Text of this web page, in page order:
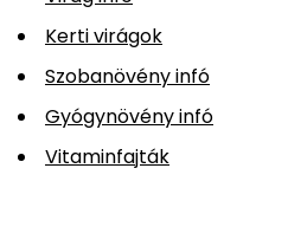
Kerti virágok
Szobanövény infó
Gyógynövény infó
Vitaminfajták